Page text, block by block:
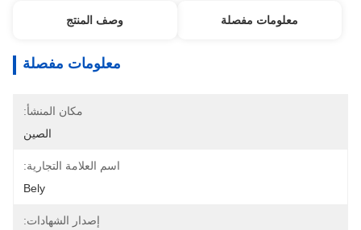
معلومات مفصلة وصف المنتج
معلومات مفصلة
مكان المنشأ:
الصين
اسم العلامة التجارية:
Bely
إصدار الشهادات: